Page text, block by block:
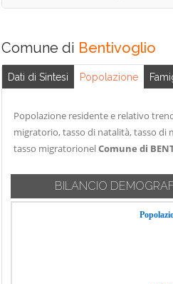
Comune di Bentivoglio
Dati di Sintesi Popolazione
Popolazione residente e relativo
migratorio, tasso di natalità, tasso di
tasso migratorionelComune di
BILANCIO